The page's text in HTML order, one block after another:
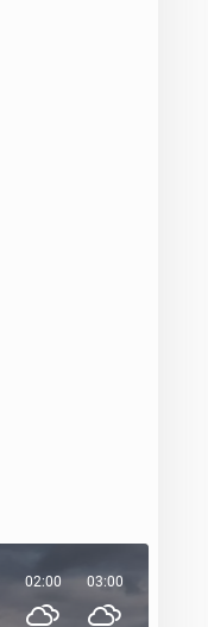
02:00 03:00